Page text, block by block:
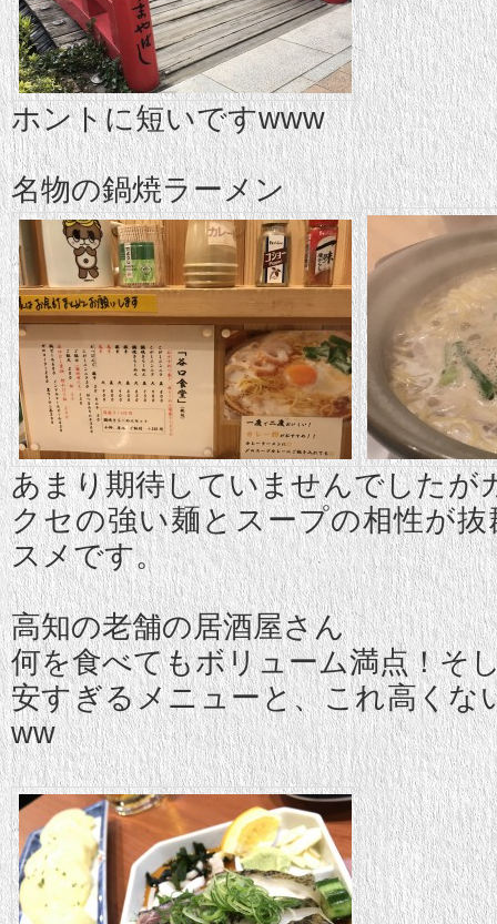
ホントに短いですwww
名物の鍋焼ラーメン
あまり期待していませんでしたが
クセの強い麺とスープの相性が
スメです。
高知の老舗の居酒屋さん
何を食べてもボリューム満点！そ
安すぎるメニューと、これ高くな
ww